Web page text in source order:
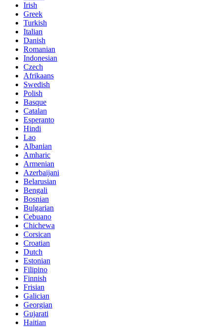
Irish
Greek
Turkish
Italian
Danish
Romanian
Indonesian
Czech
Afrikaans
Swedish
Polish
Basque
Catalan
Esperanto
Hindi
Lao
Albanian
Amharic
Armenian
Azerbaijani
Belarusian
Bengali
Bosnian
Bulgarian
Cebuano
Chichewa
Corsican
Croatian
Dutch
Estonian
Filipino
Finnish
Frisian
Galician
Georgian
Gujarati
Haitian